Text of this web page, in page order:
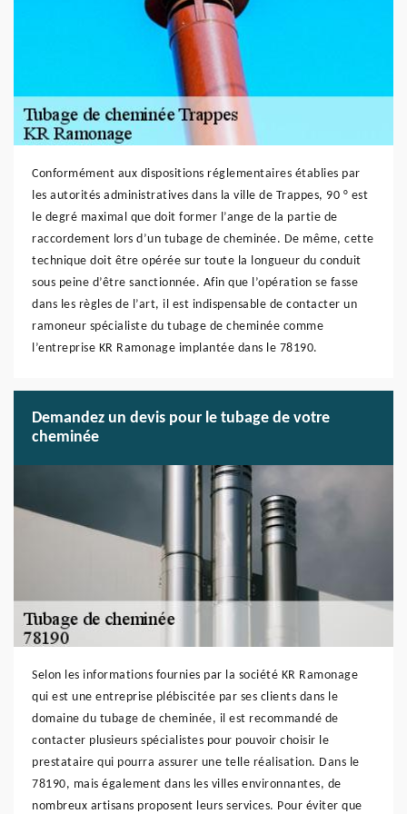
Conformément aux dispositions réglementaires établies par
les autorités administratives dans la ville de Trappes, 90 ° est
le degré maximal que doit former l’ange de la partie de
raccordement lors d’un tubage de cheminée. De même, cette
technique doit être opérée sur toute la longueur du conduit
sous peine d’être sanctionnée. Afin que l’opération se fasse
dans les règles de l’art, il est indispensable de contacter un
ramoneur spécialiste du tubage de cheminée comme
l’entreprise KR Ramonage implantée dans le 78190.
Demandez un devis pour le tubage de votre
cheminée
Selon les informations fournies par la société KR Ramonage
qui est une entreprise plébiscitée par ses clients dans le
domaine du tubage de cheminée, il est recommandé de
contacter plusieurs spécialistes pour pouvoir choisir le
prestataire qui pourra assurer une telle réalisation. Dans le
78190, mais également dans les villes environnantes, de
nombreux artisans proposent leurs services. Pour éviter que